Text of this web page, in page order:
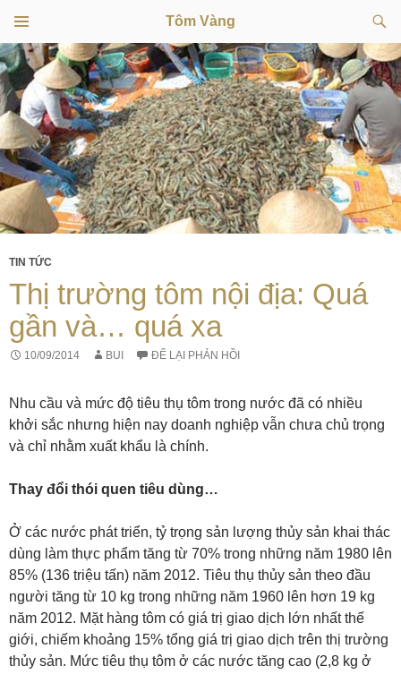
Tôm Vàng
kiếm
TRÌNH
ĐƠN
CƠ SỞ
CHUYỂN
ĐẾN
NỘI
DUNG
TIN TỨC
Thị trường tôm nội địa: Quá
gần và… quá xa
10/09/2014 BUI ĐỂ LẠI PHẢN HỒI
Nhu cầu và mức độ tiêu thụ tôm trong nước đã có nhiều
khởi sắc nhưng hiện nay doanh nghiệp vẫn chưa chủ trọng
và chỉ nhằm xuất khẩu là chính.
Thay đổi thói quen tiêu dùng…
Ở các nước phát triển, tỷ trọng sản lượng thủy sản khai thác
dùng làm thực phẩm tăng từ 70% trong những năm 1980 lên
85% (136 triệu tấn) năm 2012. Tiêu thụ thủy sản theo đầu
người tăng từ 10 kg trong những năm 1960 lên hơn 19 kg
năm 2012. Mặt hàng tôm có giá trị giao dịch lớn nhất thế
giới, chiếm khoảng 15% tổng giá trị giao dịch trên thị trường
thủy sản. Mức tiêu thụ tôm ở các nước tăng cao (2,8 kg ở